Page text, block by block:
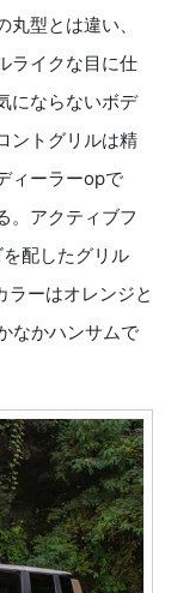
型とは違い、
ライクな目に仕
にならないボデ
ントグリルは精
ィーラーopで
。アクティブフ
配したグリル
ラーはオレンジと
なかハンサムで